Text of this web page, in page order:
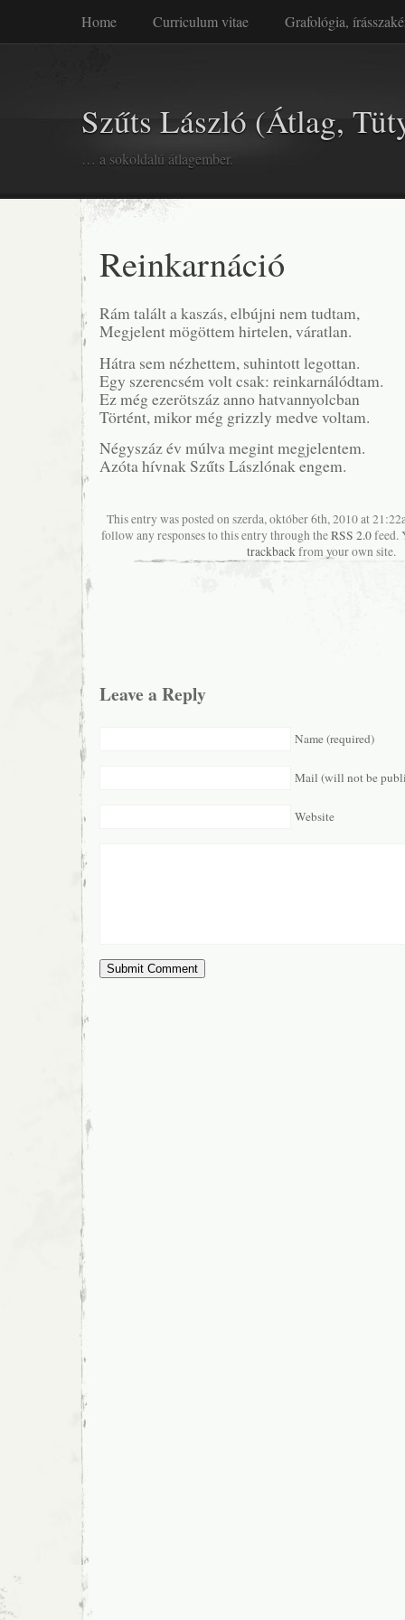
Home Curriculum vitae Grafológia,
… a sokoldalú átlagember.
Szűts László (Átlag,
Reinkarnáció
Rám talált a kaszás, elbújni nem tudtam,
Megjelent mögöttem hirtelen, váratlan.
Hátra sem nézhettem, suhintott legottan.
Egy szerencsém volt csak: reinkarnálódtam.
Ez még ezerötszáz anno hatvannyolcban
Történt, mikor még grizzly medve voltam.
Négyszáz év múlva megint megjelentem.
Azóta hívnak Szűts Lászlónak engem.
This entry was posted on szerda, október 6th, 2010 at
follow any responses to this entry through theRSS 2.0feed.
trackbackfrom your own site.
Leave a Reply
Name (required)
Mail (will not be
Website